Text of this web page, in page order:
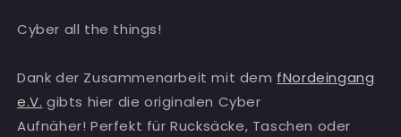
Cyber all the things!
Dank der Zusammenarbeit mit dem fNordeingang
e.V. gibts hier die originalen Cyber
Aufnäher! Perfekt für Rucksäcke, Taschen oder